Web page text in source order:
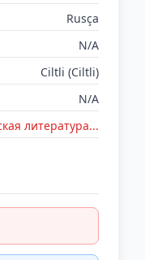
Rusça
N/A
Ciltli (Ciltli)
N/A
литератураㅤㅤㅤ...